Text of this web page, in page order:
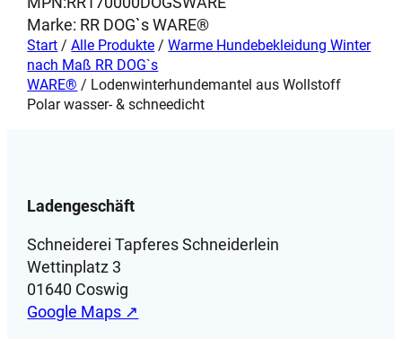
a
n
t
e
l
W
l
l
s
t
Marke: RR DOG`s WARE®
Start /Alle Produkte /Warme Hundebekleidung Winter
nach Maß RR DOG`s
WARE® / Lodenwinterhundemantel aus Wollstoff
Polar wasser- & schneedicht
Ladengeschäft
Schneiderei Tapferes Schneiderlein
Wettinplatz 3
01640 Coswig
Google Maps ↗